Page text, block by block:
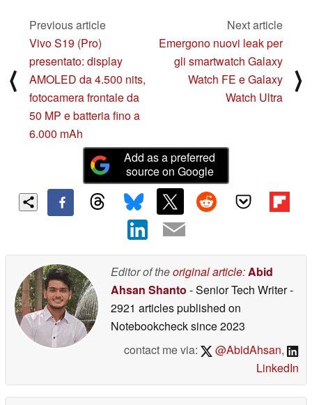
⟨
Previous article
Vivo S19 (Pro)
presentato: display
AMOLED da 4.500 nits,
fotocamera frontale da
50 MP e batteria fino a
6.000 mAh
Next article
Emergono nuovi leak per
gli smartwatch Galaxy
Watch FE e Galaxy
Watch Ultra
⟩
Add as a preferred
source on Google
Editor of theoriginal article:Abid
Ahsan Shanto - Senior Tech Writer-
2921 articles published on
Notebookchecksince 2023
contact me via:
@AbidAhsan,
LinkedIn